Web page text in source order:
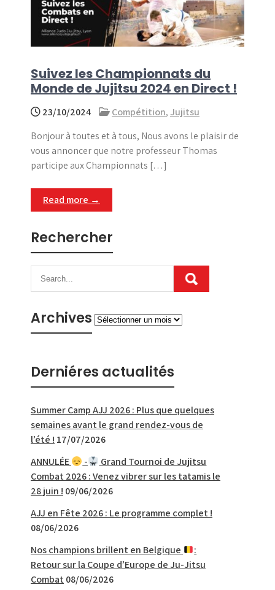
Suivez les Championnats du
Monde de Jujitsu 2024 en Direct !
23/10/2024 Compétition, Jujitsu
Bonjour à toutes et à tous, Nous avons le plaisir de
vous annoncer que notre professeur Thomas
participe aux Championnats […]
Read more →
Rechercher
ArchivesArchives
Derniéres actualités
Summer Camp AJJ 2026 : Plus que quelques
semaines avant le grand rendez-vous de
l’été ! 17/07/2026
ANNULÉE
-
Grand Tournoi de Jujitsu
Combat 2026 : Venez vibrer sur les tatamis le
28 juin ! 09/06/2026
AJJ en Fête 2026 : Le programme complet !
08/06/2026
Nos champions brillent en Belgique
:
Retour sur la Coupe d’Europe de Ju-Jitsu
Combat 08/06/2026